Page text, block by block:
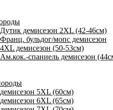
демисезон 2XL (42-46см)
бульдог/мопс демисезон
демисезон (50-53см)
спаниель демисезон
5XL (60см)
6XL (65см)